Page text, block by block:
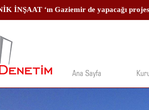
Ana Sayfa